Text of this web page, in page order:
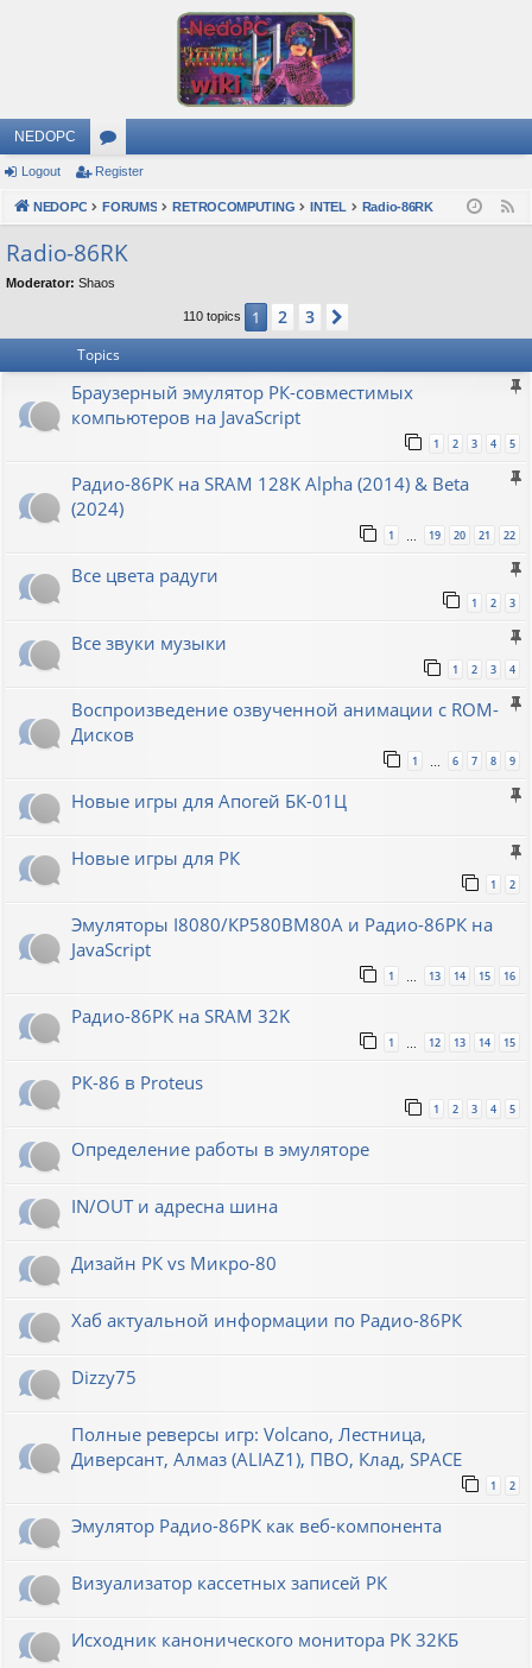
NEDOPC
or
u
m
s
Logout Register
NEDOPC FORUMS RETROCOMPUTING INTEL Radio-86RK
Radio-86RK
Moderator: Shaos
110 topics 1 2 3
Topics
Браузерный эмулятор РК-совместимых
компьютеров на JavaScript
1 2 3 4 5
Радио-86РК на SRAM 128K Alpha (2014) & Beta
(2024)
1 … 19 20 21 22
Все цвета радуги
1 2 3
Все звуки музыки
1 2 3 4
Воспроизведение озвученной анимации с ROM-
Дисков
1 6 7 8 9
Новые игры для Апогей БК-01Ц
Новые игры для РК
1 2
Эмуляторы I8080/КР580ВМ80A и Радио-86РК на
JavaScript
1 13 14 15 16
Радио-86РК на SRAM 32K
1 … 12 13 14 15
РК-86 в Proteus
1 2 3 4 5
Определение работы в эмуляторе
IN/OUT и адресна шина
Дизайн РК vs Микро-80
Хаб актуальной информации по Радио-86РК
Dizzy75
Полные реверсы игр: Volcano, Лестница,
Диверсант, Алмаз (ALIAZ1), ПВО, Клад, SPACE
1 2
Эмулятор Радио-86РК как веб-компонента
Визуализатор кассетных записей РК
Исходник канонического монитора РК 32КБ